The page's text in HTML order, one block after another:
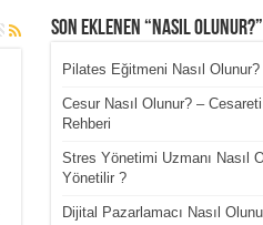
Son Eklenen “Nasıl
Pilates Eğitmeni Nasıl Olunur?
Cesur Nasıl Olunur? –
Rehberi
Stres Yönetimi Uzmanı Nasıl
Yönetilir ?
Dijital Pazarlamacı Nasıl